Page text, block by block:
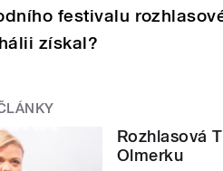
festivalu
získal?
Rozhlasová
Olmerku